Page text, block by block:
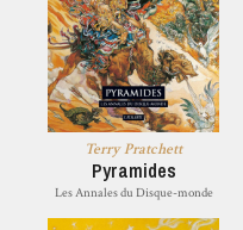
Terry Pratchett
Pyramides
Les Annales du Disque-monde